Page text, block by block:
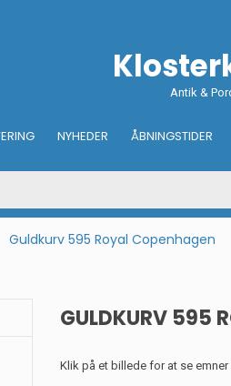
Antik &
NYHEDER ÅBNINGSTIDER
Guldkurv 595 Royal Copenhagen
GULDKURV 595
Klik på et billede for at se